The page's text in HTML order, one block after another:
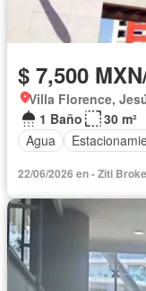
$ 7,500
Villa Florence,
1 Baño
30 m²
Agua
22/06/2026 en - Ziti